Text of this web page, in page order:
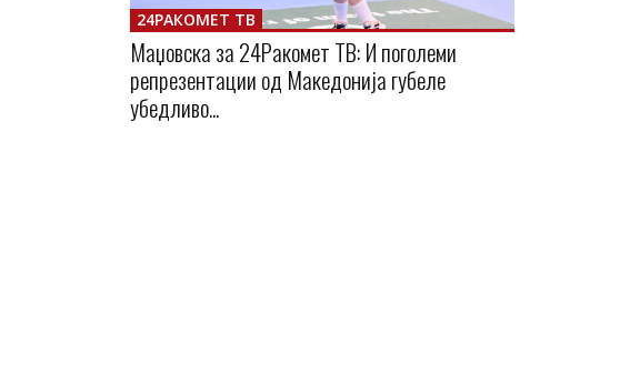
24РАКОМЕТ ТВ
Маџовска за 24Ракомет ТВ: И поголеми
репрезентации од Македонија губеле
убедливо...